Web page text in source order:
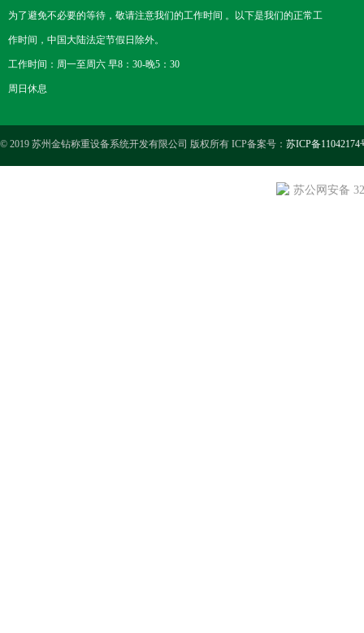
为了避免不必要的等待，敬请注意我们的工作时间 。以下是我们的正常工
作时间，中国大陆法定节假日除外。
工作时间：周一至周六 早8：30-晚5：30
周日休息
© 2019 苏州金钻称重设备系统开发有限公司 版权所有 ICP备案号： 苏ICP备11042174
苏公网安备